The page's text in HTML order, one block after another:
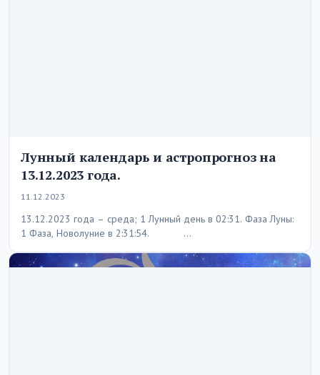
Лунный календарь и астропрогноз на
13.12.2023 года.
11.12.2023
13.12.2023 года – среда; 1 Лунный день в 02:31. Фаза Луны:
1 Фаза, Новолуние в 2:31:54. …